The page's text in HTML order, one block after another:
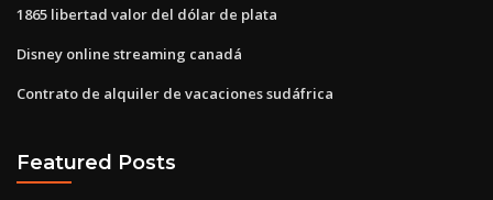
1865 libertad valor del dólar de plata
Disney online streaming canadá
Contrato de alquiler de vacaciones sudáfrica
Featured Posts